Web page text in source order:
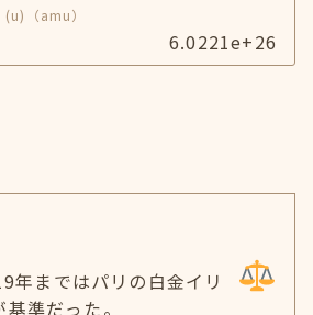
(u) （amu）
6.0221e+26
年まではパリの白金イリ
準だった。